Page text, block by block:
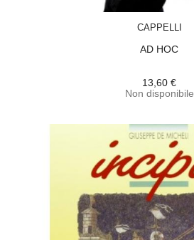
CAPPELLI
AD HOC
13,60 €
Non disponibile